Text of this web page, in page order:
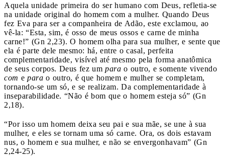
Aquela unidade primeira do ser humano com Deus, refletia-se
na unidade original do homem com a mulher. Quando Deus
fez Eva para ser a companheira de Adão, este exclamou, ao
vê-la: “Esta, sim, é osso de meus ossos e carne de minha
carne!” (Gn 2,23). O homem olha para sua mulher, e sente que
ela é parte dele mesmo: há, entre o casal, perfeita
complementaridade, visível até mesmo pela forma anatômica
de seus corpos. Deus fez um para o outro, e somente vivendo
com e para o outro, é que homem e mulher se completam,
tornando-se um só, e se realizam. Da complementaridade à
inseparabilidade. “Não é bom que o homem esteja só” (Gn
2,18).
“Por isso um homem deixa seu pai e sua mãe, se une à sua
mulher, e eles se tornam uma só carne. Ora, os dois estavam
nus, o homem e sua mulher, e não se envergonhavam” (Gn
2,24-25).